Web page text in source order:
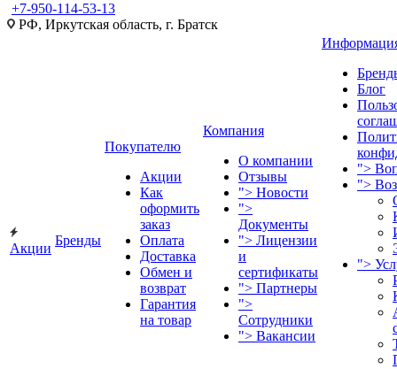
+7-950-114-53-13
РФ, Иркутская область, г. Братск
Акции
Бренды
Покупателю
Акции
Как
оформить
заказ
Оплата
Доставка
Обмен и
возврат
Гарантия
на товар
Компания
О компании
Отзывы
"> Новости
">
Документы
"> Лицензии
и
сертификаты
"> Партнеры
">
Сотрудники
"> Вакансии
Блог
">
">
">